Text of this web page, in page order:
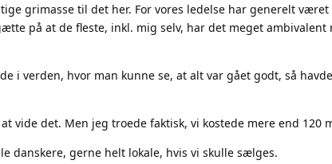
grimasse til det her. For vores ledelse har generelt
på at de fleste, inkl. mig selv, har det meget
i verden, hvor man kunne se, at alt var gået godt, så
vide det. Men jeg troede faktisk, vi kostede mere end 120
danskere, gerne helt lokale, hvis vi skulle sælges.